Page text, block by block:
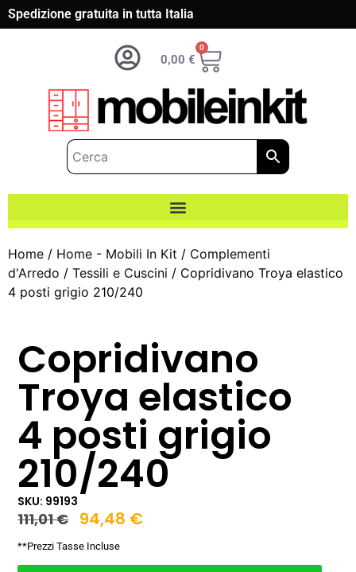
Spedizione gratuita in tutta Italia
0,00 €
0
Home / Home - Mobili In Kit / Complementi
d'Arredo / Tessili e Cuscini / Copridivano Troya elastico
4 posti grigio 210/240
Copridivano
Troya elastico
4 posti grigio
210/240
SKU: 99193
111,01€ 94,48 €
**Prezzi Tasse Incluse